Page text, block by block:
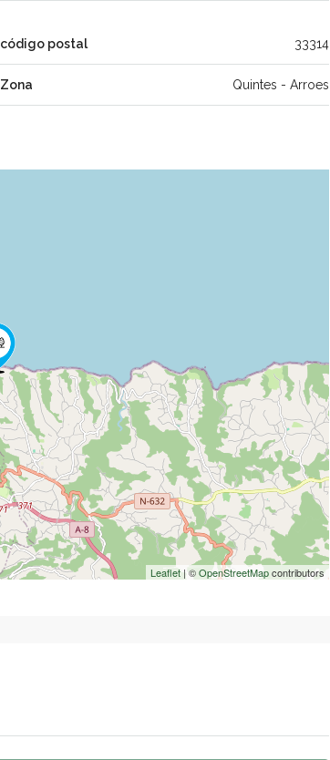
código postal 33314
Zona Quintes - Arroes
Leaflet | ©OpenStreetMapcontributors